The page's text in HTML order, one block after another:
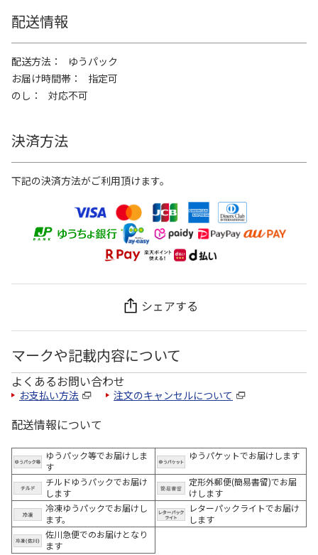
配送情報
配送方法
ゆうパック
お届け時間帯
指定可
のし
対応不可
決済方法
下記の決済方法がご利用頂けます。
シェアする
マークや記載内容について
よくあるお問い合わせ
お支払い方法 注文のキャンセルについて
配送情報について
ゆうパック等でお届けしま
す
ゆうパケットでお届けします
チルドゆうパックでお届け
します
定形外郵便(簡易書留)でお届
けします
冷凍ゆうパックでお届けし
ます。
レターパックライトでお届け
します
佐川急便でのお届けとなり
ます